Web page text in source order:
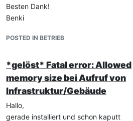
Besten Dank!
Benki
POSTED IN BETRIEB
*gelöst* Fatal error: Allowed
memory size bei Aufruf von
Infrastruktur/Gebäude
Hallo,
gerade installiert und schon kaputt